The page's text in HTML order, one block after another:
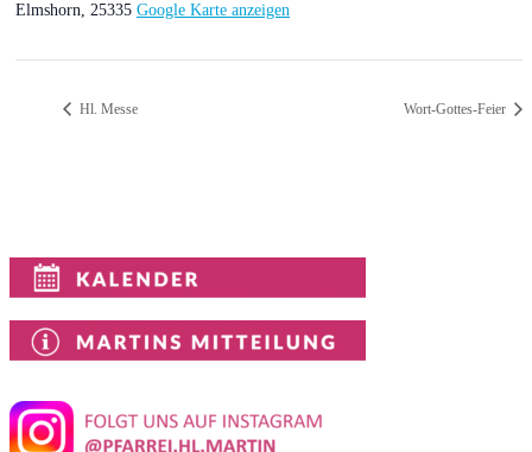
Elmshorn, 25335 Google Karte anzeigen
Hl. Messe Wort-Gottes-Feier